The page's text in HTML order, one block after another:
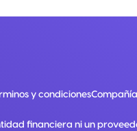
y condiciones
financiera ni un